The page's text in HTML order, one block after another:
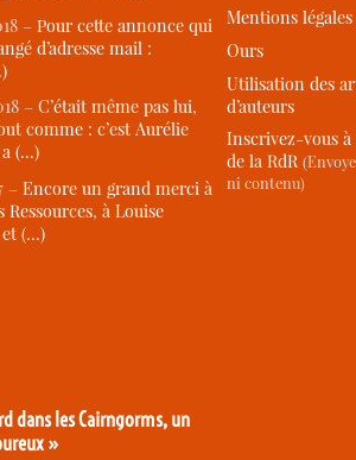
–Pour cette annonce qui
d’adresse mail :
–C’était même pas lui,
comme : c’est Aurélie
(…)
–Encore un grand merci à
Ressources, à Louise
et (…)
dans les Cairngorms, un
»
Mentions légales
Ours
Utilisation des
d’auteurs
Inscrivez-vous
de la RdR
ni contenu)